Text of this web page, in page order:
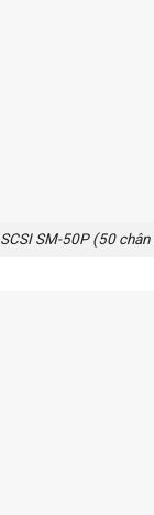
SM-50P (50